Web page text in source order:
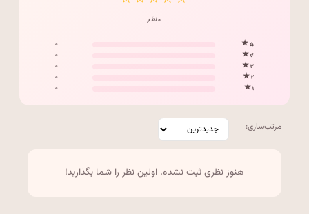
۰ نظر
۵ ★
۰
۴ ★
۰
۳ ★
۰
۲ ★
۰
۱ ★
۰
مرتب‌سازی:
هنوز نظری ثبت نشده. اولین نظر را شما بگذارید!